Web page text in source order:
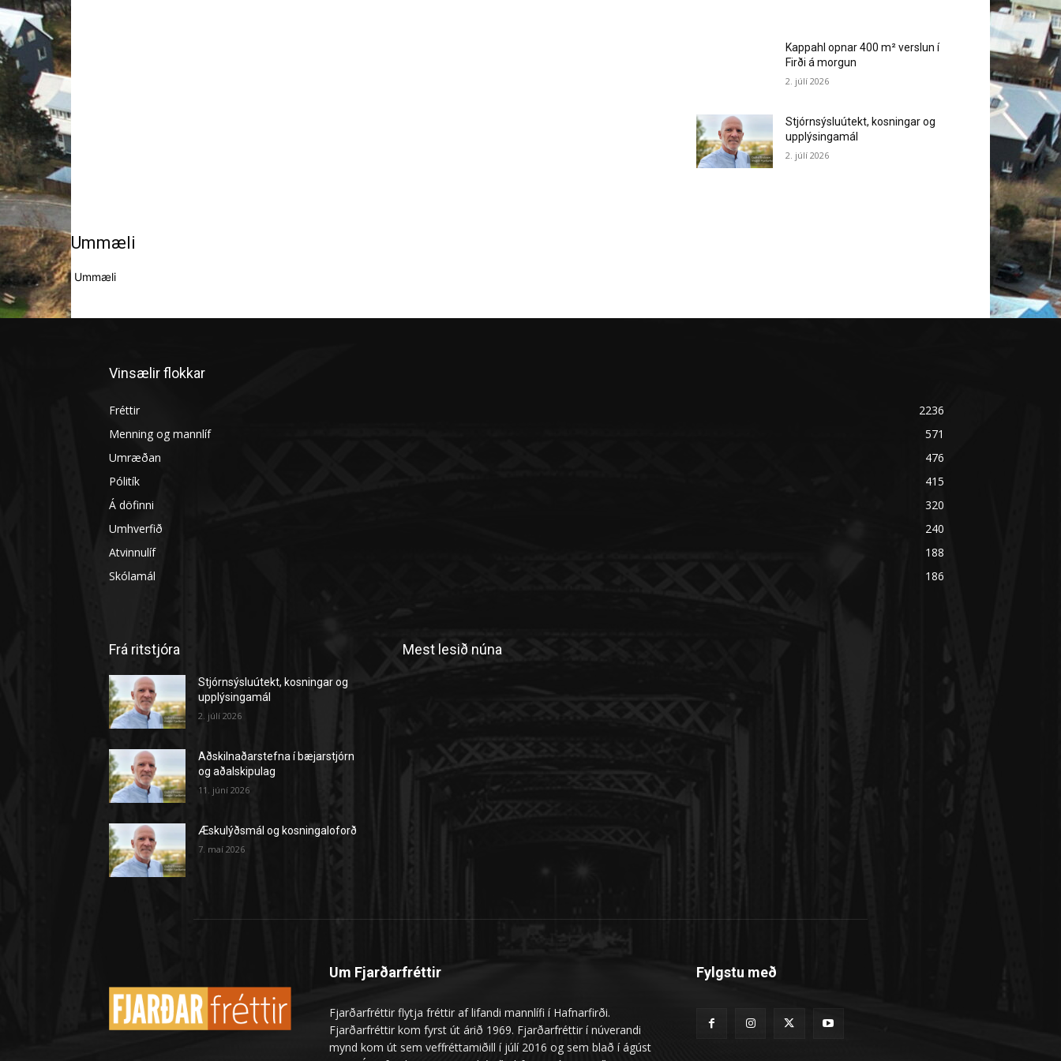
Kappahl opnar 400 m² verslun í
Firði á morgun
2. júlí 2026
Stjórnsýsluútekt, kosningar og
upplýsingamál
2. júlí 2026
Ummæli
Ummæli
Vinsælir flokkar
Fréttir
2236
Menning og mannlíf
571
Umræðan
476
Pólitík
415
Á döfinni
320
Umhverfið
240
Atvinnulíf
188
Skólamál
186
Frá ritstjóra
Stjórnsýsluútekt, kosningar og
upplýsingamál
2. júlí 2026
Aðskilnaðarstefna í bæjarstjórn
og aðalskipulag
11. júní 2026
Æskulýðsmál og kosningaloforð
7. maí 2026
Mest lesið núna
Um Fjarðarfréttir
Fjarðarfréttir flytja fréttir af lifandi mannlífi í Hafnarfirði.
Fjarðarfréttir kom fyrst út árið 1969. Fjarðarfréttir í núverandi
mynd kom út sem veffréttamiðill í júlí 2016 og sem blað í ágúst
Fylgstu með